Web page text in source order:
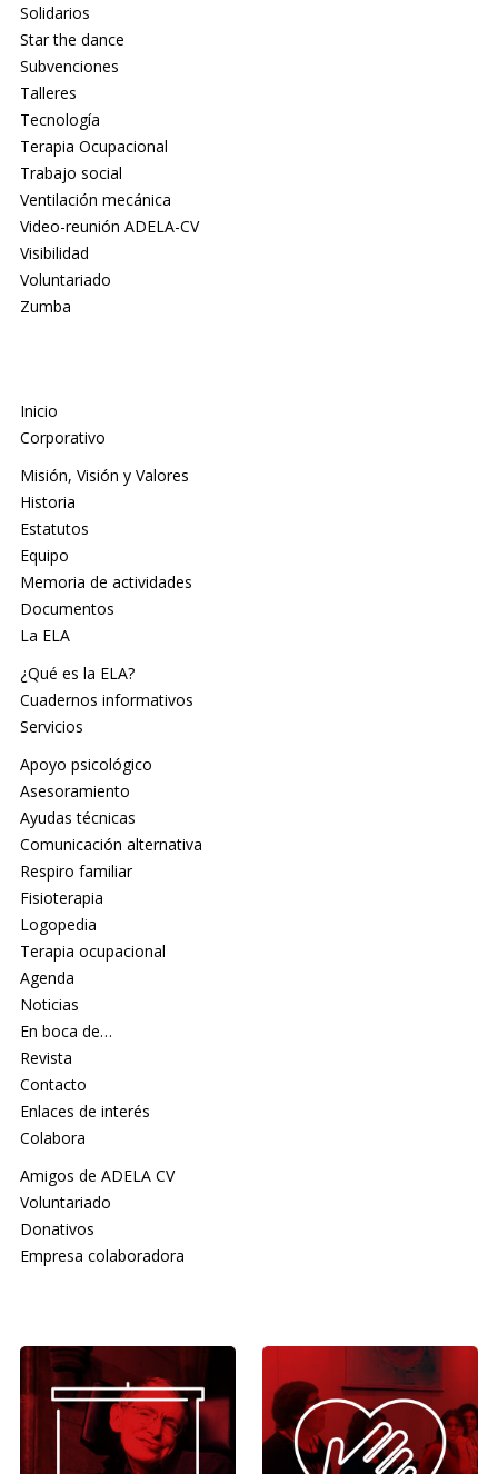
Solidarios
Star the dance
Subvenciones
Talleres
Tecnología
Terapia Ocupacional
Trabajo social
Ventilación mecánica
Video-reunión ADELA-CV
Visibilidad
Voluntariado
Zumba
Inicio
Corporativo
Misión, Visión y Valores
Historia
Estatutos
Equipo
Memoria de actividades
Documentos
La ELA
¿Qué es la ELA?
Cuadernos informativos
Servicios
Apoyo psicológico
Asesoramiento
Ayudas técnicas
Comunicación alternativa
Respiro familiar
Fisioterapia
Logopedia
Terapia ocupacional
Agenda
Noticias
En boca de…
Revista
Contacto
Enlaces de interés
Colabora
Amigos de ADELA CV
Voluntariado
Donativos
Empresa colaboradora